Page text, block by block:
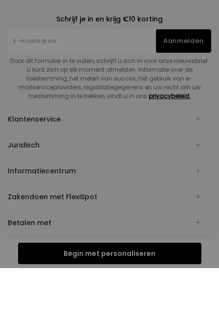
Begin met personaliseren
Schrijf je in en krijg €10 korting
Aanmelden
Door dit formulier in te vullen, schrijft u zich in voor onze nieuwsbrief.
U kunt zich op elk moment afmelden. Informatie over de
toestemming, het meten van succes, het gebruik van e-
mailserviceproviders, registratiegegevens en uw recht om uw
toestemming in te trekken, vindt u in ons privacybeleid.
Klantenservice
Juridisch
Informatiecentrum
Zakendoen met FlexiSpot
Betalen met